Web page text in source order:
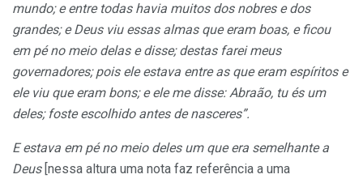
mundo; e entre todas havia muitos dos nobres e dos
grandes; e Deus viu essas almas que eram boas, e ficou
em pé no meio delas e disse; destas farei meus
governadores; pois ele estava entre as que eram espíritos e
ele viu que eram bons;eele me disse: Abraão, tu és um
deles; fosteescolhido antes de nasceres”.
E estava em pé no meio deles um que era semelhante a
Deus [nessa altura uma nota faz referência a uma